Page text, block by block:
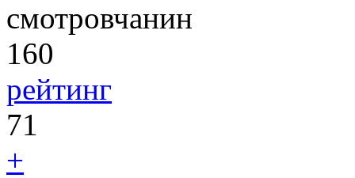
смотровчанин
160
рейтинг
71
+